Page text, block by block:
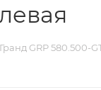
GRP 580.500-